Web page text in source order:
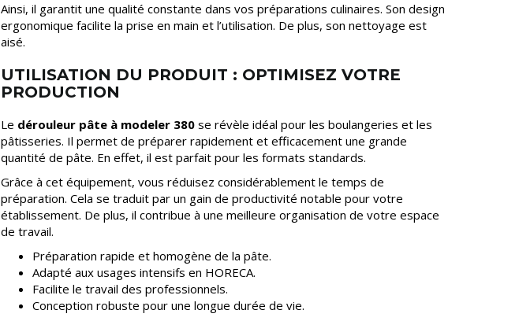
Ainsi, il garantit une qualité constante dans vos préparations culinaires. Son design
ergonomique facilite la prise en main et l’utilisation. De plus, son nettoyage est
aisé.
UTILISATION DU PRODUIT : OPTIMISEZ VOTRE
PRODUCTION
Le dérouleur pâte à modeler 380 se révèle idéal pour les boulangeries et les
pâtisseries. Il permet de préparer rapidement et efficacement une grande
quantité de pâte. En effet, il est parfait pour les formats standards.
Grâce à cet équipement, vous réduisez considérablement le temps de
préparation. Cela se traduit par un gain de productivité notable pour votre
établissement. De plus, il contribue à une meilleure organisation de votre espace
de travail.
Préparation rapide et homogène de la pâte.
Adapté aux usages intensifs en HORECA.
Facilite le travail des professionnels.
Conception robuste pour une longue durée de vie.